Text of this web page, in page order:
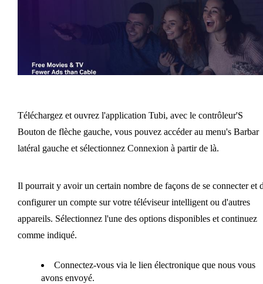
Téléchargez et ouvrez l'application Tubi, avec le contrôleur'S
Bouton de flèche gauche, vous pouvez accéder au menu's Barbar
latéral gauche et sélectionnez Connexion à partir de là.
Il pourrait y avoir un certain nombre de façons de se connecter et
configurer un compte sur votre téléviseur intelligent ou d'autres
appareils. Sélectionnez l'une des options disponibles et continuez
comme indiqué.
Connectez-vous via le lien électronique que nous vous
avons envoyé.